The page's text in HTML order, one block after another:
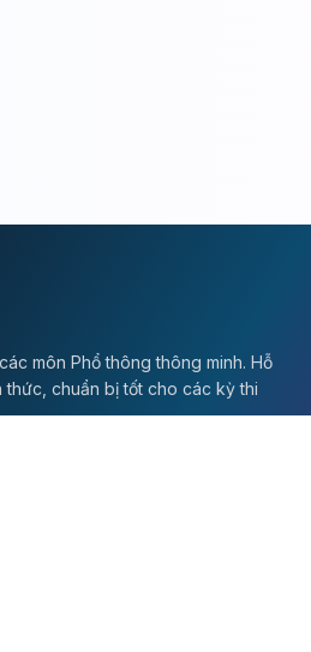
môn Phổ thông thông minh. Hỗ
thức, chuẩn bị tốt cho các kỳ thi